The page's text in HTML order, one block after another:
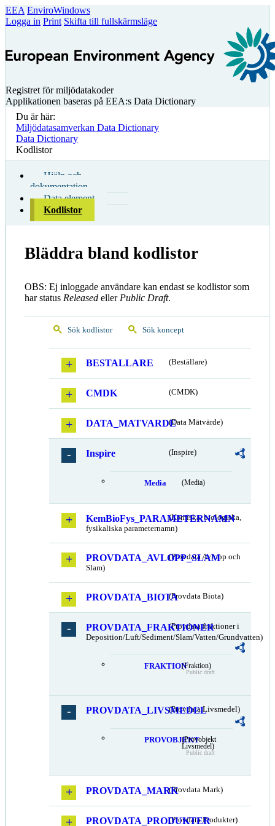
EEA EnviroWindows
Logga in Print Skifta till fullskärmsläge
Registret för miljödatakoder
Applikationen baseras på EEA:s Data Dictionary
Du är här:
Miljödatasamverkan Data Dictionary
Data Dictionary
Kodlistor
Hjälp och
dokumentation
Data element
Kodlistor
Bläddra bland kodlistor
OBS: Ej inloggade användare kan endast se kodlistor som
har status Released eller Public Draft.
Sök kodlistor Sök koncept
BESTALLARE (Beställare)
CMDK (CMDK)
DATA_MATVARDE(Data Mätvärde)
Inspire (Inspire)
Media (Media)
KemBioFys_PARAMETERNAMN
(Kemiska, biologiska,
fysikaliska parameternamn)
PROVDATA_AVLOPP_SLAM
(Provdata Avlopp och
Slam)
PROVDATA_BIOTA(Provdata Biota)
PROVDATA_FRAKTIONER
(Provdata fraktioner i
Deposition/Luft/Sediment/Slam/Vatten/Grundvatten)
FRAKTION(Fraktion)
Public draft
PROVDATA_LIVSMEDEL
(Provdata Livsmedel)
PROVOBJEKT(Provobjekt
Livsmedel)
Public draft
PROVDATA_MARK(Provdata Mark)
PROVDATA_PRODUKTER
(Provdata Produkter)